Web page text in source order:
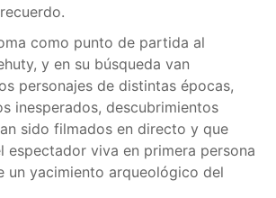
como punto de partida al
y en su búsqueda van
personajes de distintas épocas,
inesperados, descubrimientos
sido filmados en directo y que
espectador viva en primera persona
un yacimiento arqueológico del